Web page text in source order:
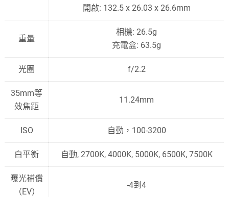
開啟: 132.5 x 26.03 x 26.6mm
重量
相機: 26.5g
充電盒: 63.5g
光圈 f/2.2
35mm等
效焦距
11.24mm
ISO 自動，100-3200
白平衡 自動, 2700K, 4000K, 5000K, 6500K, 7500K
曝光補償
（EV）
-4到4